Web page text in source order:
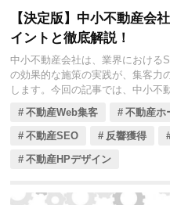
【決定版】中小不動産会
イントと徹底解説！
中小不動産会社は、業界における
の効果的な施策の実践が、集客力
します。今回の記事では、中小不
べきSEO戦略を、体系的にくわし
不動産Web集客 不動産ホ
不動産SEO
反響獲得
不動産HPデザイン